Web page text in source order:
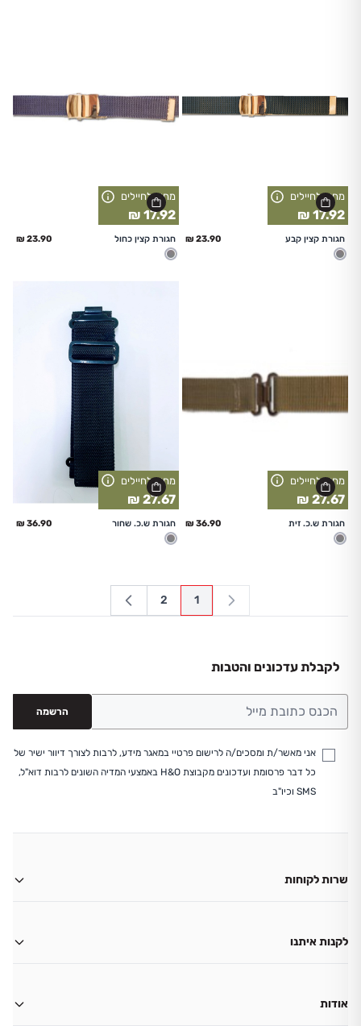
מחיר לחיילים
17.92 ₪
חגורת קצין קבע
מעורב
החל מ
מחיר לחיילים
17.92 ₪
חגורת קצין כחול
מעורב
החל מ
מחיר לחיילים
27.67 ₪
חגורת ש.כ. זית
מעורב
החל מ
מחיר לחיילים
27.67 ₪
חגורת ש.כ. שחור
מעורב
החל מ
You're currently reading page
1 עמוד
2
לקבלת עדכונים והטבות
הרשמה
אני מאשר/ת ומסכים/ה לרישום פרטיי במאגר מידע, לרבות לצורך דיוור ישיר של
כל דבר פרסומת ועדכונים מקבוצת H&O באמצעי המדיה השונים לרבות דוא"ל,
SMS וכיו"ב
שרות לקוחות
החזרות
לקנות איתנו
גיפט קארד
אודות